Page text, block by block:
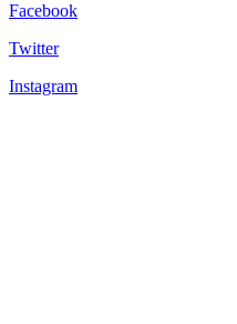
Facebook
Twitter
Instagram